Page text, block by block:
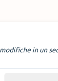
in un